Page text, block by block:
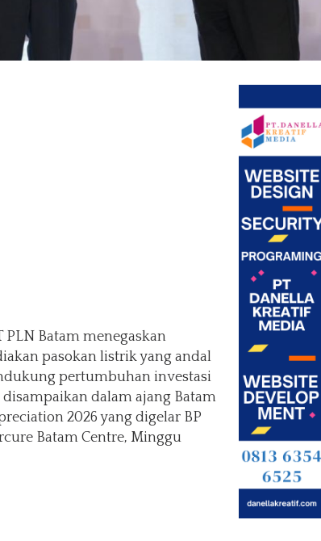
PLN Batam menegaskan
pasokan listrik yang andal
pertumbuhan investasi
dalam ajang Batam
2026 yang digelar BP
Batam Centre, Minggu